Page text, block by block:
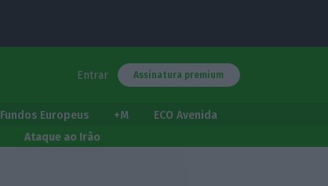
Entrar Assinatura premium
Fundos Europeus +M
ECO Avenida
Ataque ao Irão